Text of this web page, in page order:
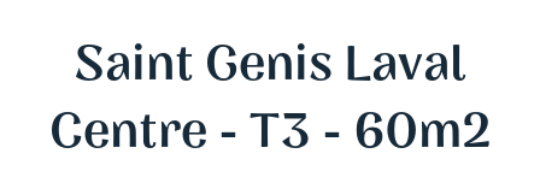
Saint Genis Laval
Centre - T3 - 60m2